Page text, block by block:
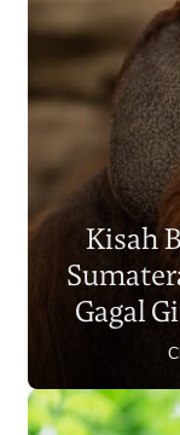
Individu
Kisah
Gagal